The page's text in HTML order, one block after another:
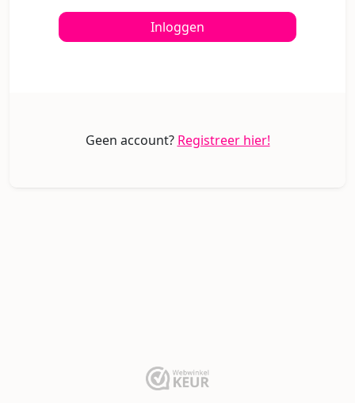
Inloggen
Geen account? Registreer hier!